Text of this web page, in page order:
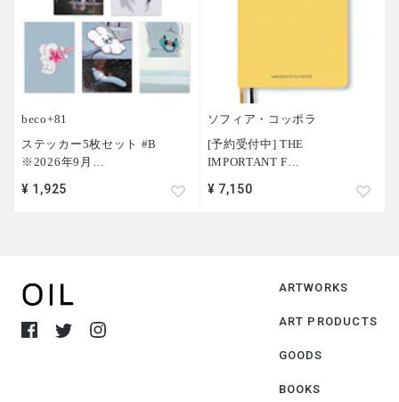
beco+81
ステッカー5枚セット #B
※2026年9月 …
¥ 1,925
ソフィア・コッポラ
[予約受付中] THE
IMPORTANT F…
¥ 7,150
ARTWORKS
ART PRODUCTS
GOODS
BOOKS